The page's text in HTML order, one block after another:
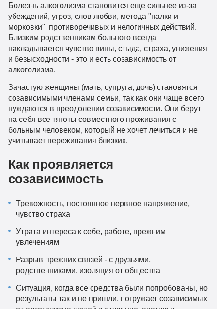
Болезнь алкоголизма становится еще сильнее из-за
убеждений, угроз, слов любви, метода "палки и
морковки", противоречивых и нелогичных действий.
Близким родственникам больного всегда
накладывается чувство вины, стыда, страха, унижения
и безысходности - это и есть созависимость от
алкоголизма.
Зачастую женщины (мать, супруга, дочь) становятся
созависимыми членами семьи, так как они чаще всего
нуждаются в преодолении созависимости. Они берут
на себя все тяготы совместного проживания с
больным человеком, который не хочет лечиться и не
учитывает переживания близких.
Как проявляется
созависимость
Тревожность, постоянное нервное напряжение,
чувство страха
Утрата интереса к себе, работе, прежним
увлечениям
Разрыв прежних связей - с друзьями,
родственниками, изоляция от общества
Ситуация, когда все средства были попробованы, но
результаты так и не пришли, погружает созависимых